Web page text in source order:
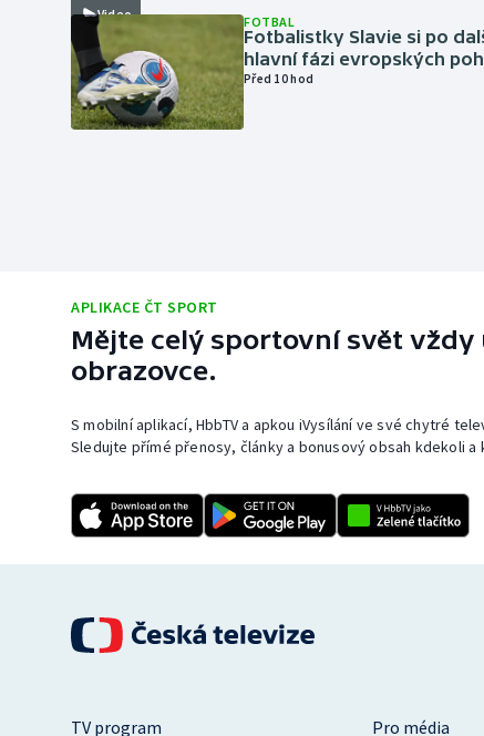
Video FOTBAL
Fotbalistky Slavie si po
hlavní fázi evropských
Před 10 hod
APLIKACE ČT SPORT
Mějte celý sportovní svět vždy
obrazovce.
S mobilní aplikací, HbbTV a apkou iVysílání ve své chytré
Sledujte přímé přenosy, články a bonusový obsah kdekoli a
TV program Pro média